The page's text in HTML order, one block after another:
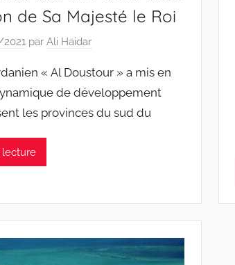
de Sa Majesté le Roi
2021 par Ali Haidar
« Al Doustour » a mis en
de développement
les provinces du sud du
lecture